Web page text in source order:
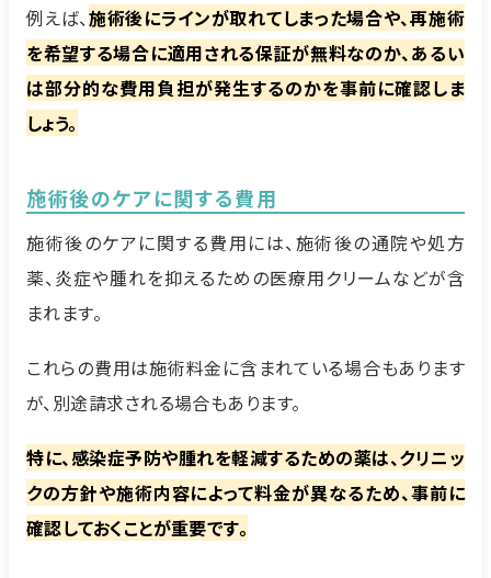
例えば、施術後にラインが取れてしまった場合や、再施術
を希望する場合に適用される保証が無料なのか、あるい
は部分的な費用負担が発生するのかを事前に確認しま
しょう。
施術後のケアに関する費用
施術後のケアに関する費用には、施術後の通院や処方
薬、炎症や腫れを抑えるための医療用クリームなどが含
まれます。
これらの費用は施術料金に含まれている場合もあります
が、別途請求される場合もあります。
特に、感染症予防や腫れを軽減するための薬は、クリニッ
クの方針や施術内容によって料金が異なるため、事前に
確認しておくことが重要です。